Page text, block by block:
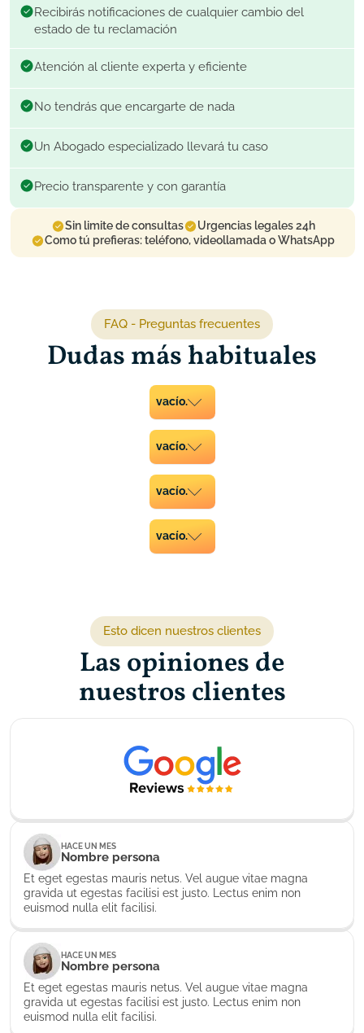
Recibirás notificaciones de cualquier cambio del
estado de tu reclamación
Atención al cliente experta y eficiente
No tendrás que encargarte de nada
Un Abogado especializado llevará tu caso
Precio transparente y con garantía
Sin limite de consultas
Urgencias legales 24h
Como tú prefieras: teléfono, videollamada o WhatsApp
FAQ - Preguntas frecuentes
Dudas más habituales
vacío.
vacío.
vacío.
vacío.
vacío.
vacío.
vacío.
Esto dicen nuestros clientes
Las opiniones de
nuestros clientes
HACE UN MES
Nombre persona
Et eget egestas mauris netus. Vel augue vitae magna
gravida ut egestas facilisi est justo. Lectus enim non
euismod nulla elit facilisi.
HACE UN MES
Nombre persona
Et eget egestas mauris netus. Vel augue vitae magna
gravida ut egestas facilisi est justo. Lectus enim non
euismod nulla elit facilisi.